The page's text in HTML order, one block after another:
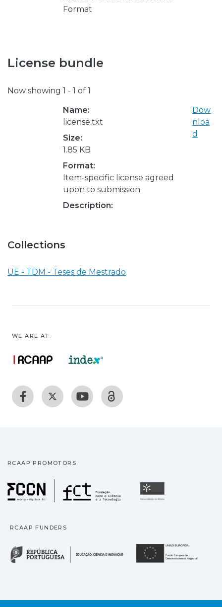
Format
License bundle
Now showing 1 - 1 of 1
Name:
license.txt
Size:
1.85 KB
Format:
Item-specific license agreed
upon to submission
Description:
Dow
nloa
d
Collections
UE - TDM - Teses de Mestrado
WE ARE AT:
RCAAP PROMOTORS
Fundação para a
RCAAP FUNDERS
República Portuguesa